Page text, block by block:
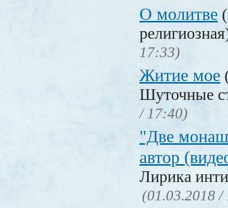
О молитве
17:33)
Житие мое
Шуточные
/ 17:40)
"Две
автор
Лирика
(01.03.2018 /